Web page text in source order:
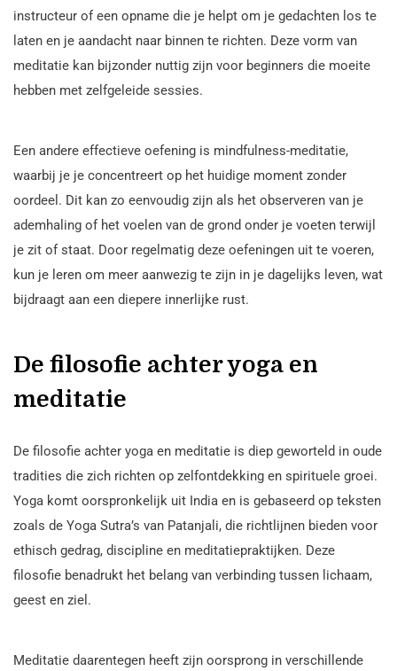
instructeur of een opname die je helpt om je gedachten los te
laten en je aandacht naar binnen te richten. Deze vorm van
meditatie kan bijzonder nuttig zijn voor beginners die moeite
hebben met zelfgeleide sessies.
Een andere effectieve oefening is mindfulness-meditatie,
waarbij je je concentreert op het huidige moment zonder
oordeel. Dit kan zo eenvoudig zijn als het observeren van je
ademhaling of het voelen van de grond onder je voeten terwijl
je zit of staat. Door regelmatig deze oefeningen uit te voeren,
kun je leren om meer aanwezig te zijn in je dagelijks leven, wat
bijdraagt aan een diepere innerlijke rust.
De filosofie achter yoga en
meditatie
De filosofie achter yoga en meditatie is diep geworteld in oude
tradities die zich richten op zelfontdekking en spirituele groei.
Yoga komt oorspronkelijk uit India en is gebaseerd op teksten
zoals de Yoga Sutra’s van Patanjali, die richtlijnen bieden voor
ethisch gedrag, discipline en meditatiepraktijken. Deze
filosofie benadrukt het belang van verbinding tussen lichaam,
geest en ziel.
Meditatie daarentegen heeft zijn oorsprong in verschillende